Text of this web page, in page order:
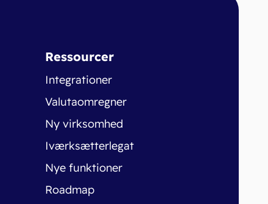
Ressourcer
Integrationer
Valutaomregner
Ny virksomhed
Iværksætterlegat
Nye funktioner
Roadmap